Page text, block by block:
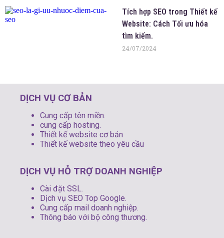
Tích hợp SEO trong Thiết kế
Website: Cách Tối ưu hóa
tìm kiếm.
24/07/2024
DỊCH VỤ CƠ BẢN
Cung cấp tên miền.
cung cấp hosting.
Thiết kế website cơ bản
Thiết kế website theo yêu cầu
DỊCH VỤ HỖ TRỢ DOANH NGHIỆP
Cài đặt SSL.
Dịch vụ SEO Top Google.
Cung cấp mail doanh nghiệp.
Thông báo với bộ công thương.